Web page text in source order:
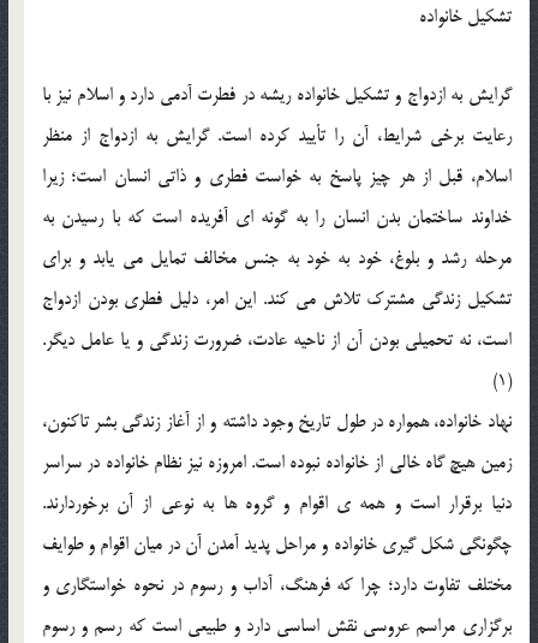
تشکيل خانواده
گرايش به ازدواج و تشکيل خانواده ريشه در فطرت آدمي دارد و اسلام نيز با
رعايت برخي شرايط، آن را تأييد کرده است. گرايش به ازدواج از منظر
اسلام، قبل از هر چيز پاسخ به خواست فطري و ذاتي انسان است؛ زيرا
خداوند ساختمان بدن انسان را به گونه اي آفريده است که با رسيدن به
مرحله رشد و بلوغ، خود به خود به جنس مخالف تمايل مي يابد و براي
تشکيل زندگي مشترک تلاش مي کند. اين امر، دليل فطري بودن ازدواج
است، نه تحميلي بودن آن از ناحيه عادت، ضرورت زندگي و يا عامل ديگر.
(1)
نهاد خانواده، همواره در طول تاريخ وجود داشته و از آغاز زندگي بشر تاکنون،
زمين هيچ گاه خالي از خانواده نبوده است. امروزه نيز نظام خانواده در سراسر
دنيا برقرار است و همه ي اقوام و گروه ها به نوعي از آن برخوردارند.
چگونگي شکل گيري خانواده و مراحل پديد آمدن آن در ميان اقوام و طوايف
مختلف تفاوت دارد؛ چرا که فرهنگ، آداب و رسوم در نحوه خواستگاري و
برگزاري مراسم عروسي نقش اساسي دارد و طبيعي است که رسم و رسوم